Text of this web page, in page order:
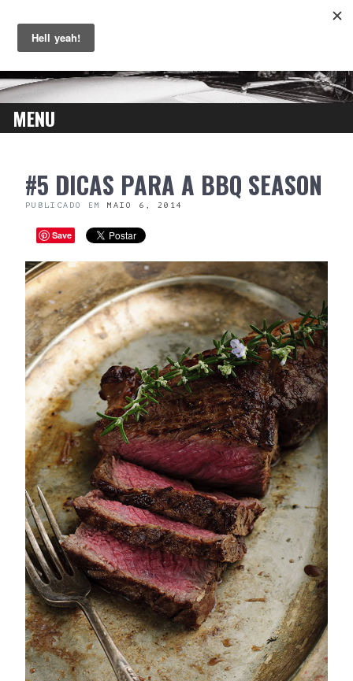
MENU
CONTENT#5 DICAS PARA A BBQ SEASON
PUBLICADO EM MAIO 6, 2014
Save